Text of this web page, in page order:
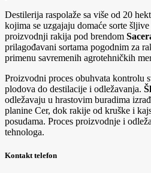
Destilerija raspolaže sa više od 20
kojima se uzgajaju domaće sorte
proizvodnji rakija pod brendom
prilagođavani sortama pogodnim za
primenu savremenih agrotehničkih
Proizvodni proces obuhvata kontrolu
plodova do destilacije i odležavanja.
odležavaju u hrastovim buradima
planine Cer, dok rakije od kruške i
posudama. Proces proizvodnje i
tehnologa.
Kontakt telefon